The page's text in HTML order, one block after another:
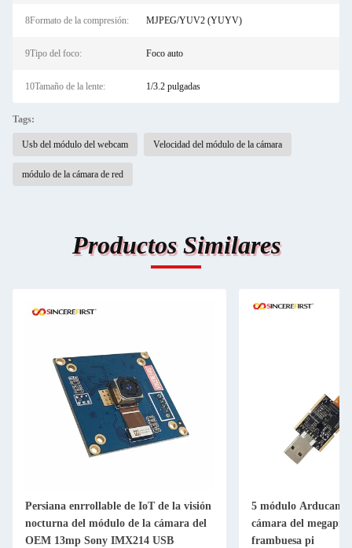
8Formato de la compresión: MJPEG/YUV2 (YUYV)
9Tipo del foco: Foco auto
10Tamaño de la lente: 1/3.2 pulgadas
Tags:
Usb del módulo del webcam Velocidad del módulo de la cámara
módulo de la cámara de red
Productos Similares
Persiana enrrollable de IoT de la visión
nocturna del módulo de la cámara del
OEM 13mp Sony IMX214 USB
5 módulo Arducam
cámara del
frambuesa pi